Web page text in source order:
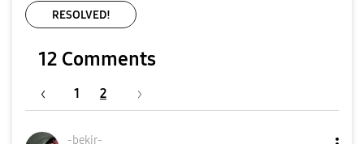
RESOLVED!
12 Comments
1 2
-bekir-